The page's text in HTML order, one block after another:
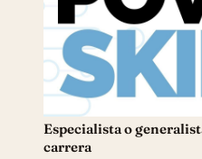
Especialista o
carrera